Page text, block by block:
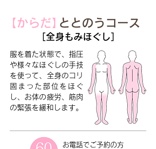
【からだ 】 ととのうコース
［全身もみほぐし］
服を着た状態で、指圧
や様々なほぐしの手技
を使って、全身のコリ
固まった部位をほぐ
し、お体の疲労、筋肉
の緊張を緩和します。
お電話でご予約の方